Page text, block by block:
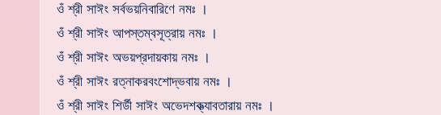
ওঁ শ্রী সাঈং সর্বভয়নিবারিণে নমঃ ।
ওঁ শ্রী সাঈং আপস্তম্বসূত্রায় নমঃ ।
ওঁ শ্রী সাঈং অভয়প্রদায়কায় নমঃ ।
ওঁ শ্রী সাঈং রত্নাকরবংশোদ্ভবায় নমঃ ।
ওঁ শ্রী সাঈং শির্ডী সাঈং অভেদশক্ত্যাবতারায় নমঃ ।